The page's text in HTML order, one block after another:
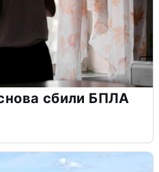
сбили БПЛА